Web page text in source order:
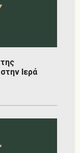
Ιερά